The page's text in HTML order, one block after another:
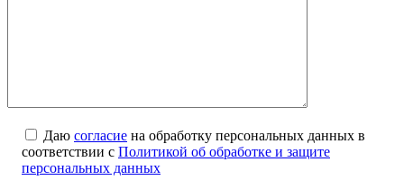
Даю согласие на обработку персональных данных в
соответствии с Политикой об обработке и защите
персональных данных